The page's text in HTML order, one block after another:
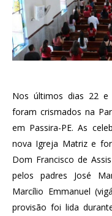
Nos últimos dias 22
foram crismados na
em Passira-PE. As
nova Igreja Matriz e
Dom Francisco de
pelos padres José
Marcílio Emmanuel
provisão foi lida